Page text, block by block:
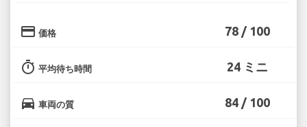
credit_card 価格 78 / 100
timer 平均待ち時間 24 ミニ
directions_car 車両の質 84 / 100